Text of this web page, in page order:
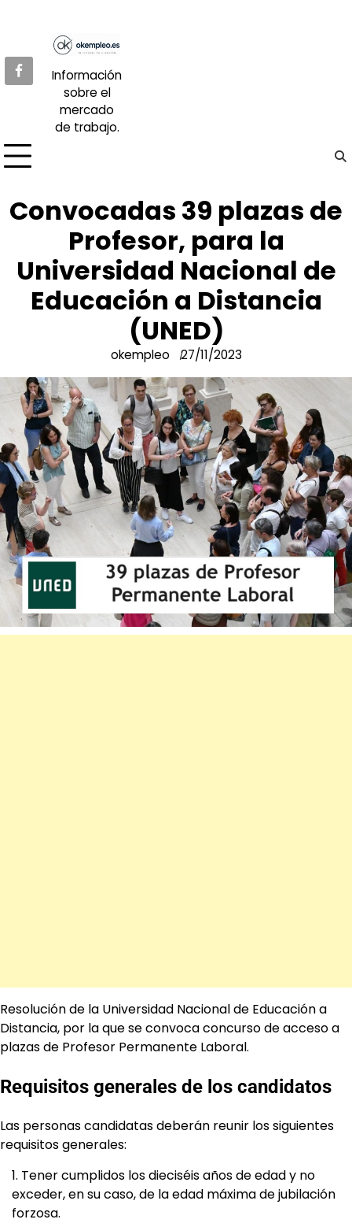
Información
sobre el
mercado
de trabajo.
Convocadas 39 plazas de
Profesor, para la
Universidad Nacional de
Educación a Distancia
(UNED)
okempleo 27/11/2023
Resolución de la Universidad Nacional de Educación a
Distancia, por la que se convoca concurso de acceso a
plazas de Profesor Permanente Laboral.
Requisitos generales de los candidatos
Las personas candidatas deberán reunir los siguientes
requisitos generales:
Tener cumplidos los dieciséis años de edad y no
exceder, en su caso, de la edad máxima de jubilación
forzosa.